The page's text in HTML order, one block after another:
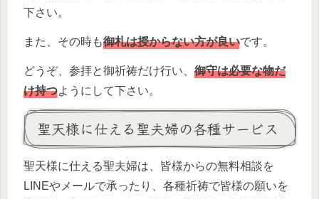
下さい。
また、その時も御札は授からない方が良いです。
どうぞ、参拝と御祈祷だけ行い、 御守は必要な物だ
け持つようにして下さい。
聖天様に仕える聖夫婦の各種サービス
聖天様に仕える聖夫婦は、皆様からの無料相談を
LINEやメールで承ったり、各種祈祷で皆様の願いを